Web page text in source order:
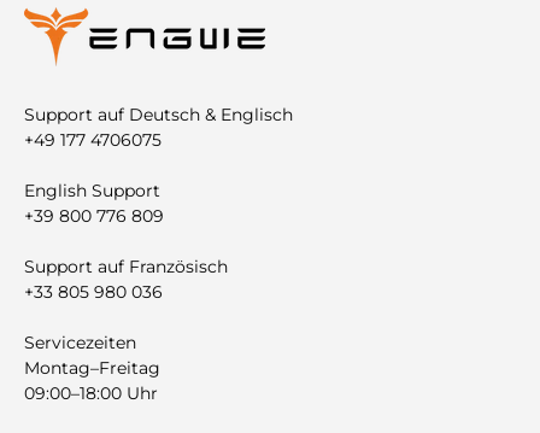
Support auf Deutsch & Englisch
+49 177 4706075
English Support
+39 800 776 809
Support auf Französisch
+33 805 980 036
Servicezeiten
Montag–Freitag
09:00–18:00 Uhr